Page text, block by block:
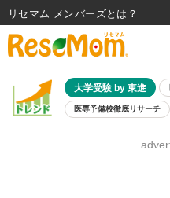
大学受験 by 東進
医専予備校徹底リサーチ
8月開催学
リセマム メンバーズ